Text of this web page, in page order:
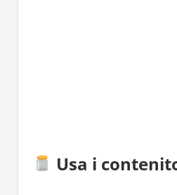
Usa i